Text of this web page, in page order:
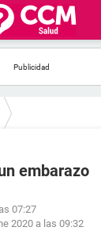
embarazo
07:27
2020 a las 09:32